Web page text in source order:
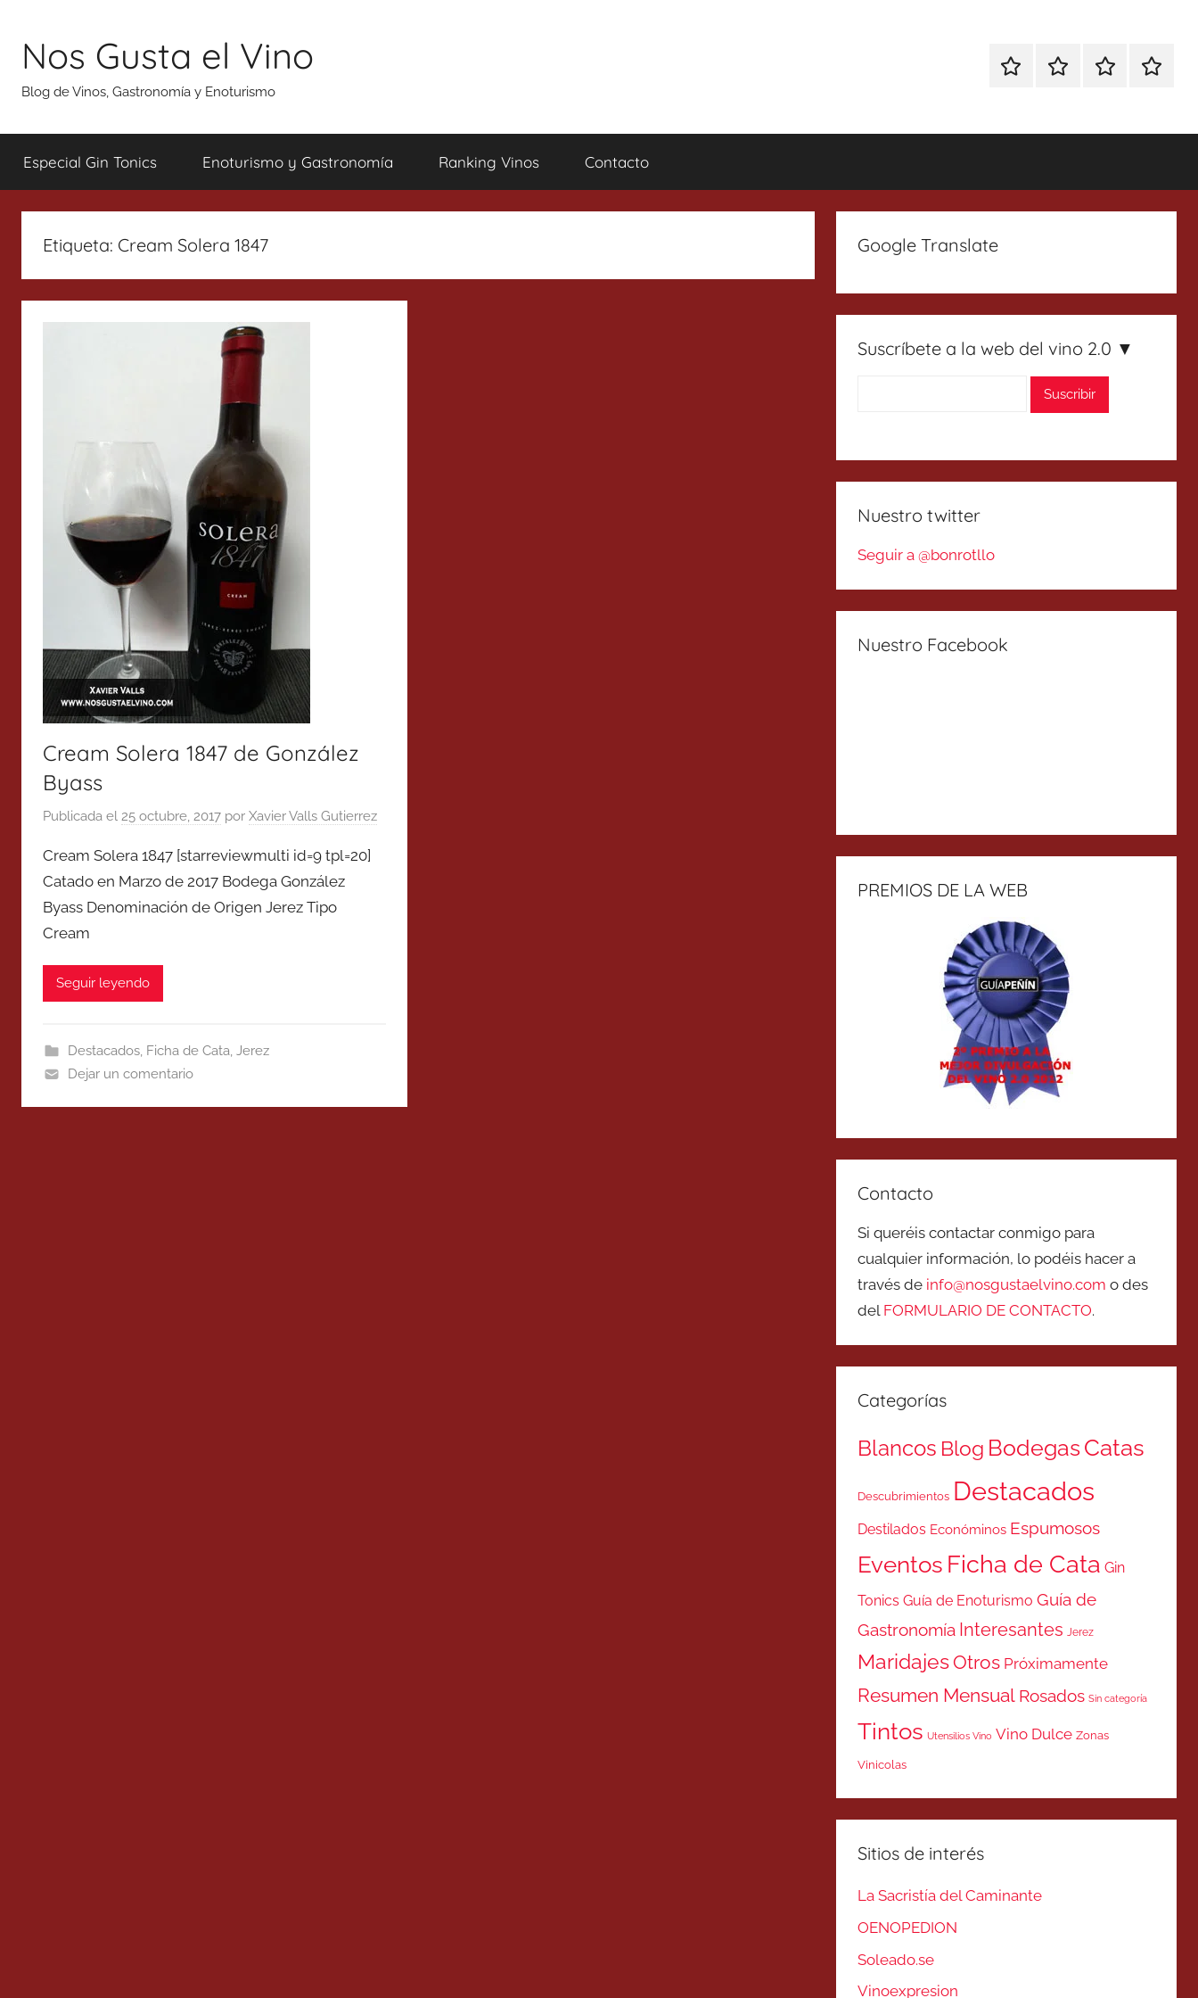
contenido
Nos Gusta el Vino
Blog de Vinos, Gastronomía y Enoturismo
EspecialEnoturismoRanking
Especial Gin Tonics Enoturismo y Gastronomía Ranking Vinos Contacto
Etiqueta: Cream Solera 1847
Cream Solera 1847 de González
Byass
Publicada el 25 octubre, 2017 por Xavier Valls Gutierrez
Cream Solera 1847 [starreviewmulti id=9 tpl=20]
Catado en Marzo de 2017 Bodega González
Byass Denominación de Origen Jerez Tipo
Cream
Seguir leyendo
Destacados, Ficha de Cata, Jerez
Dejar un comentario
Google Translate
Suscríbete a la web del vino 2.0 ▼
Nuestro twitter
Seguir a @bonrotllo
Nuestro Facebook
PREMIOS DE LA WEB
Contacto
Si queréis contactar conmigo para
cualquier información, lo podéis hacer a
través de info@nosgustaelvino.com o des
del FORMULARIO DE CONTACTO.
Categorías
Blancos Blog BodegasCatas
Descubrimientos Destacados
Destilados Económinos Espumosos
Eventos Ficha de Cata Gin
Tonics Guía de Enoturismo Guía de
Gastronomía Interesantes Jerez
MaridajesOtros Próximamente
Resumen Mensual Rosados Sin categoría
Tintos Utensilios Vino Vino Dulce Zonas
Vinicolas
Sitios de interés
La Sacristía del Caminante
OENOPEDION
Soleado.se
Vinoexpresion